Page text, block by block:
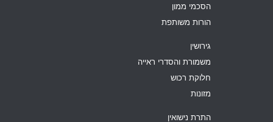
הסכמי ממון
הורות משותפת
גירושין
משמורת והסדרי ראייה
חלוקת רכוש
מזונות
התרת נישואין